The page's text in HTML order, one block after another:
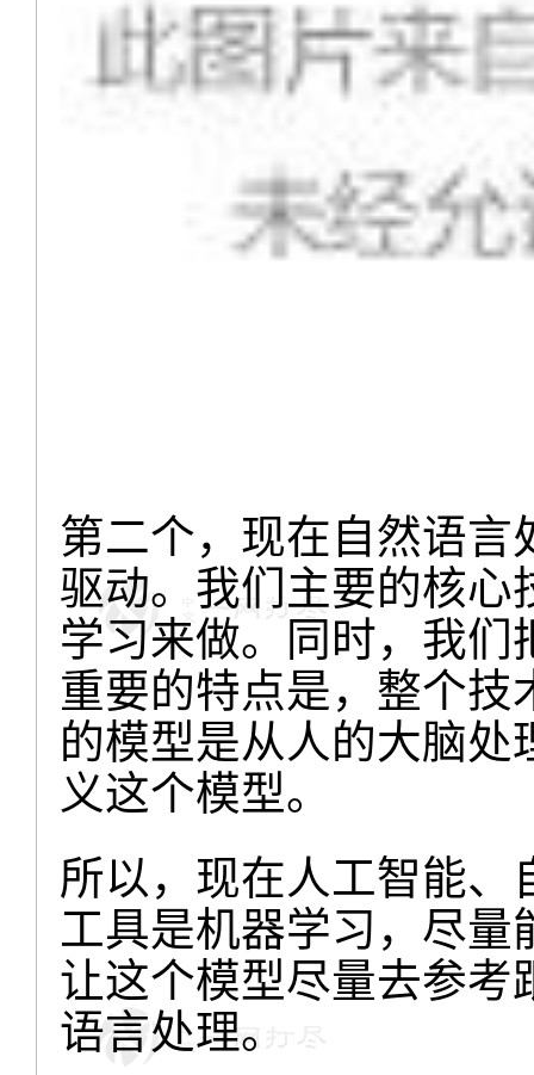
第二个，现在自然语
驱动。我们主要的核心
学习来做。同时，我
重要的特点是，整个
的模型是从人的大脑
义这个模型。
所以，现在人工智能
工具是机器学习，尽
让这个模型尽量去参考
语言处理。